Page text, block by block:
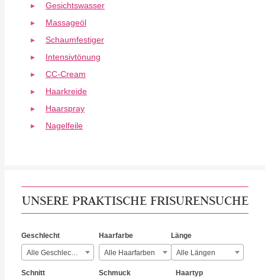
Gesichtswasser
Massageöl
Schaumfestiger
Intensivtönung
CC-Cream
Haarkreide
Haarspray
Nagelfeile
UNSERE PRAKTISCHE FRISURENSUCHE
Geschlecht
Alle Geschlechter
Haarfarbe
Alle Haarfarben
Länge
Alle Längen
Schnitt Schmuck Haartyp